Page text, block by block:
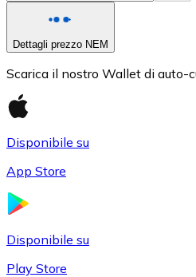
Dettagli prezzo NEM
Scarica il nostro Wallet di auto-
Disponibile su
App Store
Disponibile su
Play Store